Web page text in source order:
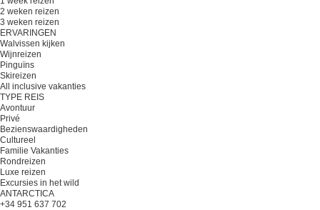
2 weken reizen
3 weken reizen
ERVARINGEN
Walvissen kijken
Wijnreizen
Pinguïns
Skireizen
All inclusive vakanties
TYPE REIS
Avontuur
Privé
Bezienswaardigheden
Cultureel
Familie Vakanties
Rondreizen
Luxe reizen
Excursies in het wild
ANTARCTICA
+34 951 637 702